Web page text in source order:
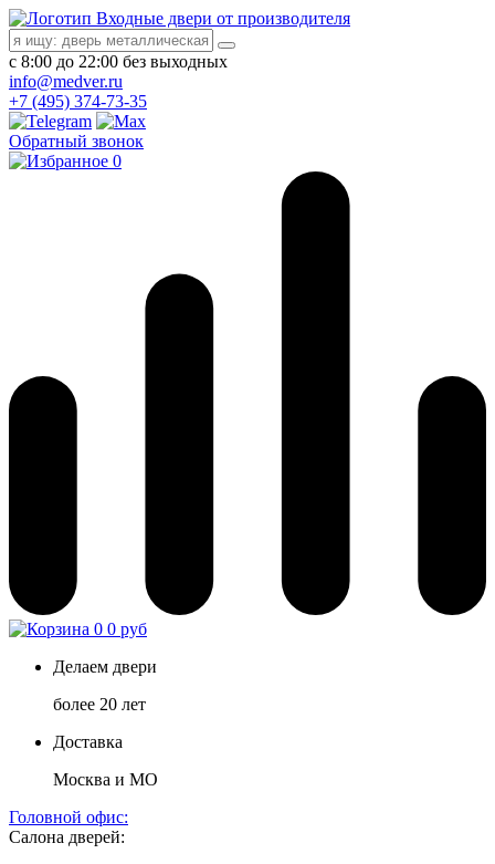
Входные двери от производителя
с 8:00 до 22:00 без выходных
info@medver.ru
+7 (495) 374-73-35
Обратный звонок
0
0 0 руб
Делаем двери
более 20 лет
Доставка
Москва и МО
Головной офис:
Салона дверей: